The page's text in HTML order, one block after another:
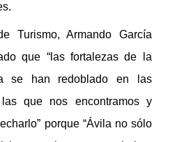
Turismo, Armando García
que “las fortalezas de la
se han redoblado en las
que nos encontramos y
porque “Ávila no sólo